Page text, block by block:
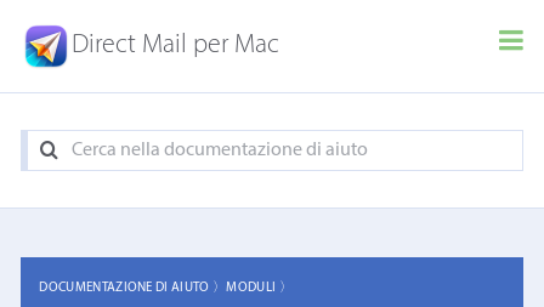
Direct Mail per Mac
DOCUMENTAZIONE DI AIUTO 〉MODULI 〉